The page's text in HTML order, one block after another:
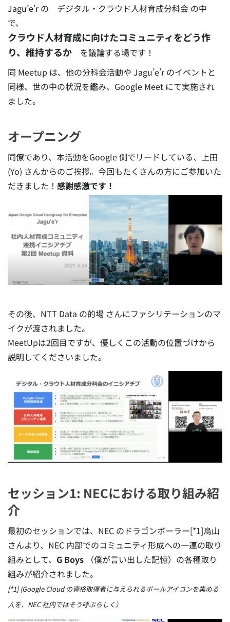
Jagu’e’r の デジタル・クラウド人材育成分科会 の中
で、
クラウド人材育成に向けたコミュニティをどう作
り、維持するか を議論する場です！
同 Meetup は、他の分科会活動や Jagu’e’r のイベントと
同様、世の中の状況を鑑み、Google Meet にて実施され
ました。
オープニング
同僚であり、本活動をGoogle 側でリードしている、上田
(Yo) さんからのご挨拶。今回もたくさんの方にご参加いた
だきました！ 感謝感激です！
その後、NTT Data の的場 さんにファシリテーションのマ
イクが渡されました。
MeetUpは2回目ですが、優しくこの活動の位置づけから
説明してくださいました。
セッション1: NECにおける取り組み紹
介
最初のセッションでは、NEC のドラゴンボーラー[*1]烏山
さんより、NEC 内部でのコミュニティ形成への一連の取り
組みとして、 G Boys （僕が言い出した記憶）の各種取り
組みが紹介されました。
[*1] (Google Cloud の資格取得者に与えられるボールアイコンを集める
人を、NEC 社内ではそう呼ぶらしく）